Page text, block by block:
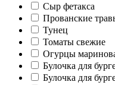
Сыр фетакса
Прованские
Тунец
Томаты свежие
Огурцы
Булочка для
Булочка для